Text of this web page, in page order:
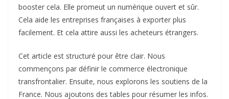
booster cela. Elle promeut un numérique ouvert et sûr.
Cela aide les entreprises françaises à exporter plus
facilement. Et cela attire aussi les acheteurs étrangers.
Cet article est structuré pour être clair. Nous
commençons par définir le commerce électronique
transfrontalier. Ensuite, nous explorons les soutiens de la
France. Nous ajoutons des tables pour résumer les infos.